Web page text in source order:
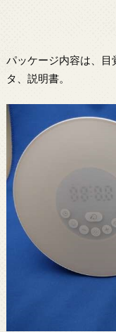
パッケージ内容は、目
タ、説明書。